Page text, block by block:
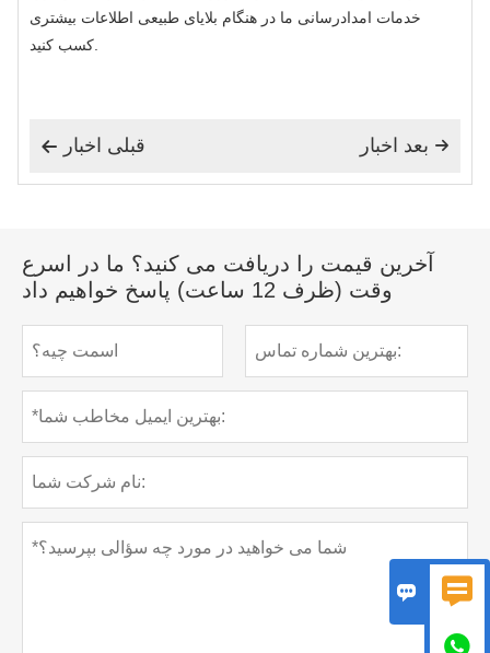
خدمات امدادرسانی ما در هنگام بلایای طبیعی اطلاعات بیشتری
 قبلی اخبار  بعد اخبار
آخرین قیمت را دریافت می کنید؟ ما در اسرع
وقت (ظرف 12 ساعت) پاسخ خواهیم داد
 
